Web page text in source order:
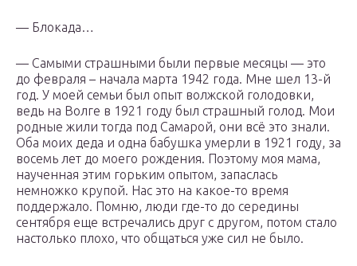
— Блокада…
— Самыми страшными были первые месяцы — это
до февраля – начала марта 1942 года. Мне шел 13-й
год. У моей семьи был опыт волжской голодовки,
ведь на Волге в 1921 году был страшный голод. Мои
родные жили тогда под Самарой, они всё это знали.
Оба моих деда и одна бабушка умерли в 1921 году, за
восемь лет до моего рождения. Поэтому моя мама,
наученная этим горьким опытом, запаслась
немножко крупой. Нас это на какое-то время
поддержало. Помню, люди где-то до середины
сентября еще встречались друг с другом, потом стало
настолько плохо, что общаться уже сил не было.